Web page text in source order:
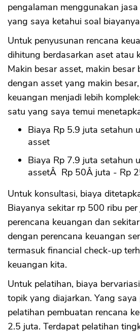
pengalaman menggunakan
yang saya ketahui soal
Untuk penyusunan rencana
dihitung berdasarkan aset atau
Makin besar asset, makin besar
dengan asset yang makin
keuangan menjadi lebih
satu yang saya temui
Biaya Rp 5.9 juta setahun
asset
Biaya Rp 7.9 juta setahun
assetÂ Rp 50Â juta - Rp
Untuk konsultasi, biaya
Biayanya sekitar rp 500 ribu
perencana keuangan dan
dengan perencana keuangan
termasuk financial check-up
keuangan kita.
Untuk pelatihan, biaya
topik yang diajarkan. Yang saya
pelatihan pembuatan rencana
2.5 juta. Terdapat pelatihan